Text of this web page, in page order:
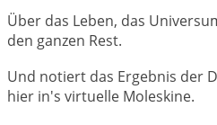
Über das Leben, das
den ganzen Rest.
Und notiert das Ergebnis der
hier in's virtuelle Moleskine.